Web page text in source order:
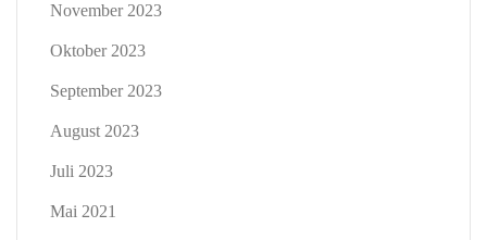
November 2023
Oktober 2023
September 2023
August 2023
Juli 2023
Mai 2021